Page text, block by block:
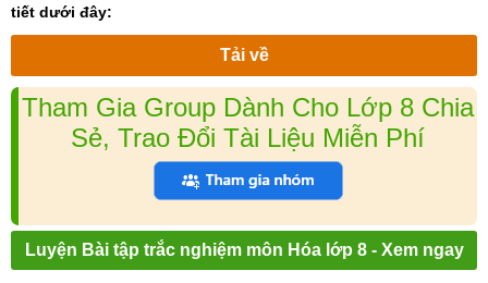
tiết dưới đây:
Tải về
Tham Gia Group Dành Cho Lớp 8 Chia
Sẻ, Trao Đổi Tài Liệu Miễn Phí
Luyện Bài tập trắc nghiệm môn Hóa lớp 8 - Xem ngay